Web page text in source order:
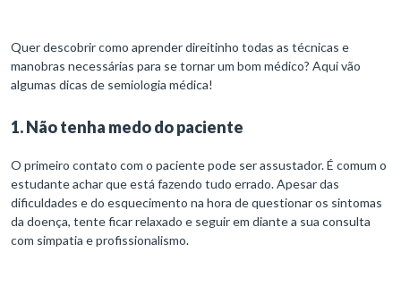
Quer descobrir como aprender direitinho todas as técnicas e
manobras necessárias para se tornar um bom médico? Aqui vão
algumas dicas de semiologia médica!
1. Não tenha medo do paciente
O primeiro contato com o paciente pode ser assustador. É comum o
estudante achar que está fazendo tudo errado. Apesar das
dificuldades e do esquecimento na hora de questionar os sintomas
da doença, tente ficar relaxado e seguir em diante a sua consulta
com simpatia e profissionalismo.